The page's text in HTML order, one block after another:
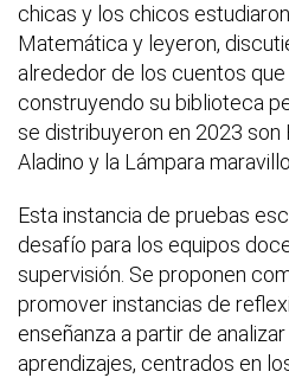
chicas y los chicos
Matemática y leyeron,
alrededor de los cuentos
construyendo su biblioteca
se distribuyeron en 2023 son
Aladino y la Lámpara
Esta instancia de pruebas
desafío para los equipos
supervisión. Se proponen
promover instancias de
enseñanza a partir de
aprendizajes, centrados en